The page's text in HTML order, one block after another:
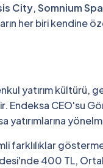
City,Somnium
her biri kendine
yatırım kültürü,
Endeksa CEO'su
farklılıklar
400 TL,